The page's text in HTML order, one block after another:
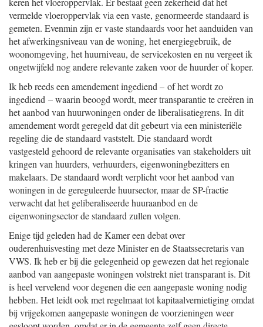
vermelde vloeroppervlak via een vaste, genormeerde standaard is
gemeten. Evenmin zijn er vaste standaards voor het aanduiden van
het afwerkingsniveau van de woning, het energiegebruik, de
woonomgeving, het huurniveau, de servicekosten en nu vergeet ik
ongetwijfeld nog andere relevante zaken voor de huurder of koper.
Ik heb reeds een amendement ingediend – of het wordt zo
ingediend – waarin beoogd wordt, meer transparantie te creëren in
het aanbod van huurwoningen onder de liberalisatiegrens. In dit
amendement wordt geregeld dat dit gebeurt via een ministeriële
regeling die de standaard vaststelt. Die standaard wordt
vastgesteld gehoord de relevante organisaties van stakeholders uit
kringen van huurders, verhuurders, eigenwoningbezitters en
makelaars. De standaard wordt verplicht voor het aanbod van
woningen in de gereguleerde huursector, maar de SP-fractie
verwacht dat het geliberaliseerde huuraanbod en de
eigenwoningsector de standaard zullen volgen.
Enige tijd geleden had de Kamer een debat over
ouderenhuisvesting met deze Minister en de Staatssecretaris van
VWS. Ik heb er bij die gelegenheid op gewezen dat het regionale
aanbod van aangepaste woningen volstrekt niet transparant is. Dit
is heel vervelend voor degenen die een aangepaste woning nodig
hebben. Het leidt ook met regelmaat tot kapitaalvernietiging omdat
bij vrijgekomen aangepaste woningen de voorzieningen weer